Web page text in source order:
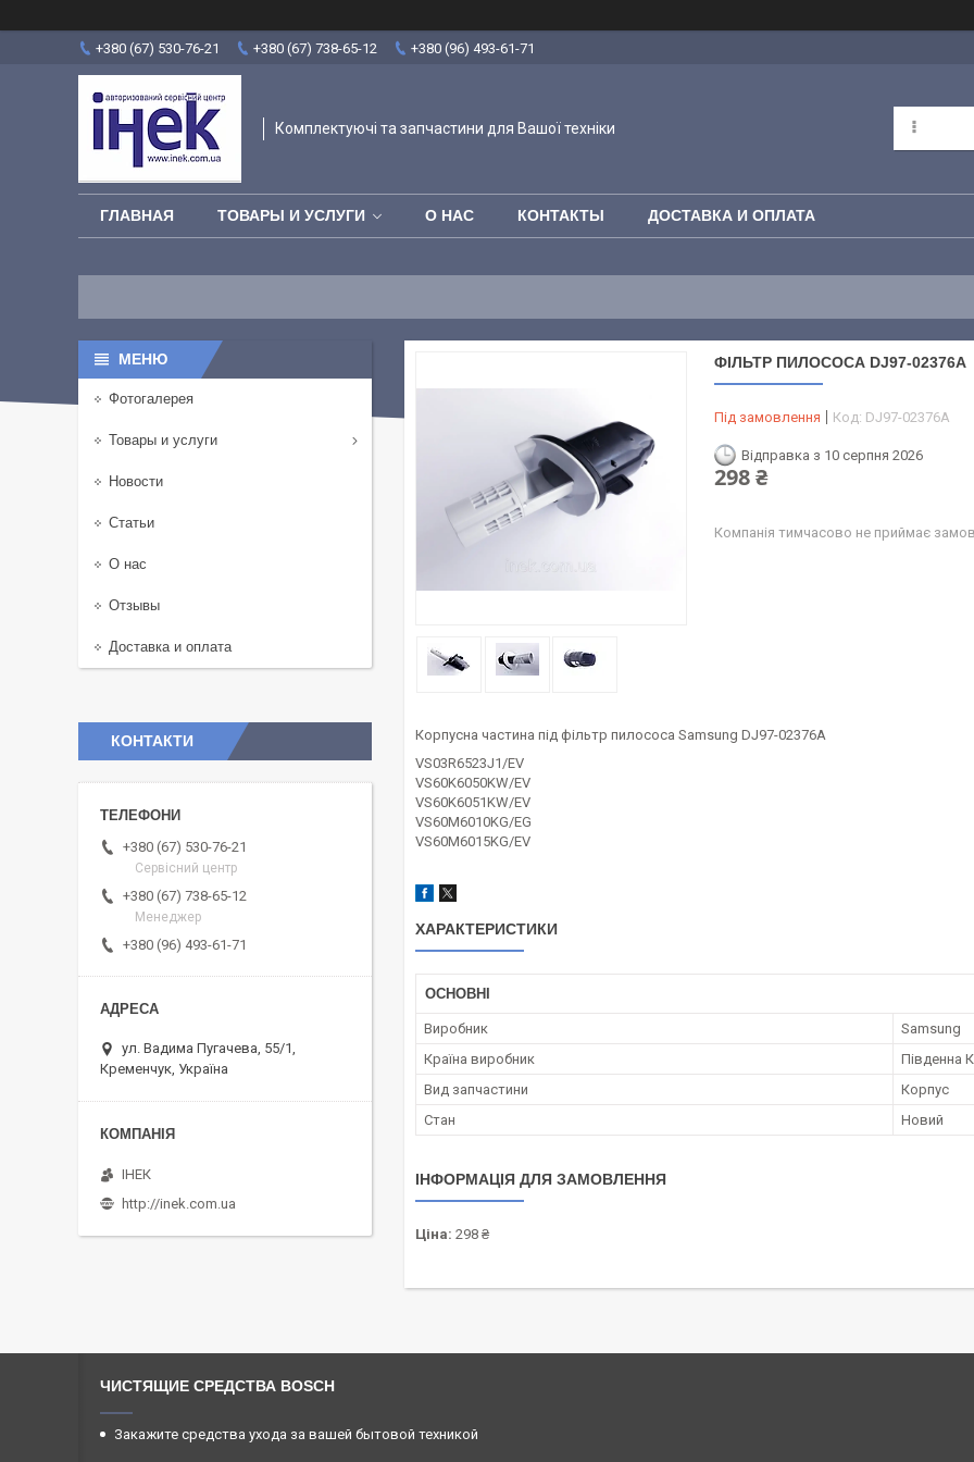
+380 (67) 530-76-21 +380 (67) 738-65-12 +380 (96) 493-61-71
Комплектуючі та запчастини для Вашої техніки
ГЛАВНАЯ ТОВАРЫ И УСЛУГИ О НАС КОНТАКТЫ ДОСТАВКА И ОПЛАТА
ФІЛЬТР ПИЛОСОСА DJ97-02376A
Під замовлення Код: DJ97-02376A
Відправка з 10 серпня 2026
298 ₴
Компанія тимчасово не приймає
Корпусна частина під фільтр пилососа Samsung DJ97-02376A
VS03R6523J1/EV
VS60K6050KW/EV
VS60K6051KW/EV
VS60M6010KG/EG
VS60M6015KG/EV
ХАРАКТЕРИСТИКИ
ОСНОВНІ
Виробник
Samsung
Країна виробник
Південна
Вид запчастини
Корпус
Стан
Новий
ІНФОРМАЦІЯ ДЛЯ ЗАМОВЛЕННЯ
Ціна: 298 ₴
Фотогалерея
Товары и услуги
Новости
Статьи
О нас
Отзывы
Доставка и оплата
КОНТАКТИ
+380 (67) 530-76-21
Сервісний центр
+380 (67) 738-65-12
Менеджер
+380 (96) 493-61-71
ул. Вадима Пугачева, 55/1,
Кременчук, Україна
ІНЕК
http://inek.com.ua
ЧИСТЯЩИЕ СРЕДСТВА BOSCH
Закажите средства ухода за вашей бытовой техникой